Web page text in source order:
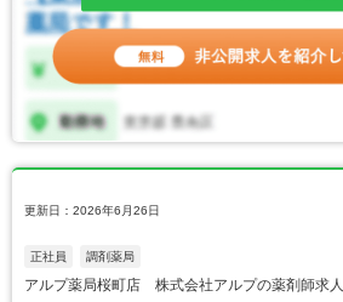
更新日：2026年6月26日
正社員 調剤薬局
アルプ薬局桜町店 株式会社アルプの薬剤師求人